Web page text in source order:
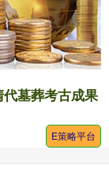
墓葬考古成果
E策略平台